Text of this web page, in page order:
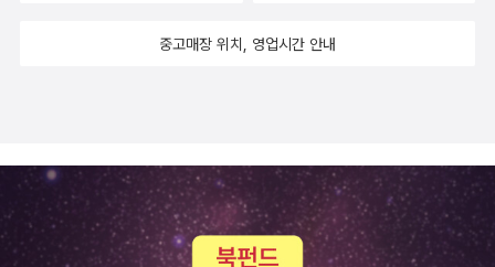
중고매장 위치, 영업시간 안내